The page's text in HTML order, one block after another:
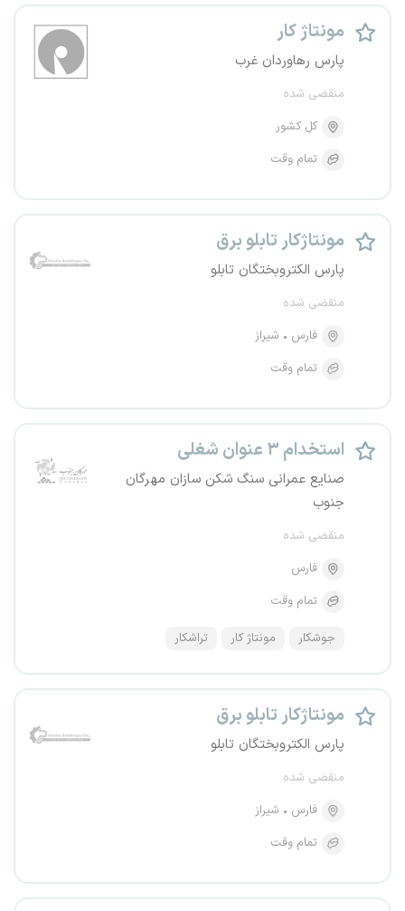
مونتاژ کار
پارس رهاوردان غرب
منقضی شده
کل کشور
تمام وقت
مونتاژکار تابلو برق
پارس الکتروبختگان تابلو
منقضی شده
فارس
شیراز
تمام وقت
استخدام ۳ عنوان شغلی
صنایع عمرانی سنگ شکن سازان مهرگان
جنوب
منقضی شده
فارس
تمام وقت
جوشکار مونتاژ کار تراشکار
مونتاژکار تابلو برق
پارس الکتروبختگان تابلو
منقضی شده
فارس
شیراز
تمام وقت